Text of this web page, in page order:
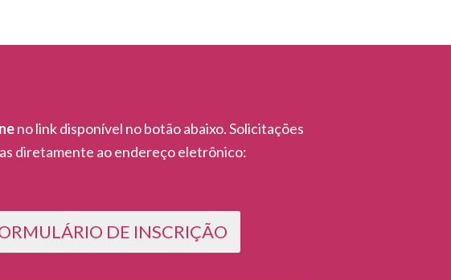
no link disponível no botão abaixo. Solicitações
diretamente ao endereço eletrônico:
DE INSCRIÇÃO